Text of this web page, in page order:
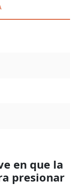
en que la
presionar